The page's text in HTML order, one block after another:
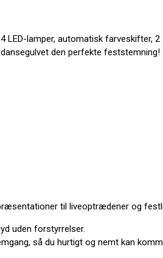
lamper, automatisk farveskifter,
den perfekte feststemning!
til liveoptrædener og
uden forstyrrelser.
så du hurtigt og nemt kan